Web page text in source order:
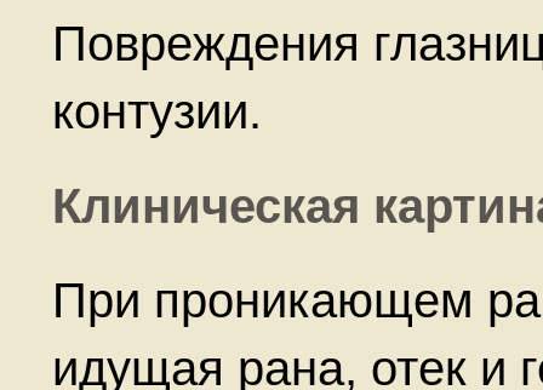
Повреждения
контузии.
Клиническая
При проникающем
идущая рана, отек и